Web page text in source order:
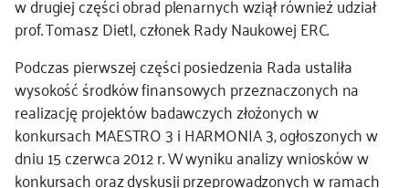
nagroda NCN
kontakt
prof. Tomasz Dietl, członek Rady Naukowej ERC.
Podczas pierwszej części posiedzenia Rada ustaliła
wysokość środków finansowych przeznaczonych na
realizację projektów badawczych złożonych w
konkursach MAESTRO 3 i HARMONIA 3, ogłoszonych w
dniu 15 czerwca 2012 r. W wyniku analizy wniosków w
konkursach oraz dyskusji przeprowadzonych w ramach